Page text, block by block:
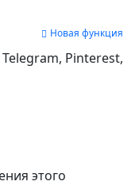
Новая функция
Telegram, Pinterest,
этого